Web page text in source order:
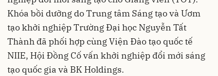
Khóa bồi dưỡng do Trung tâm Sáng tạo và Ươm
tạo khởi nghiệp Trường Đại học Nguyễn Tất
Thành đã phối hợp cùng Viện Đào tạo quốc tế
NIIE, Hội Đồng Cố vấn khởi nghiệp đổi mới sáng
tạo quốc gia và BK Holdings.